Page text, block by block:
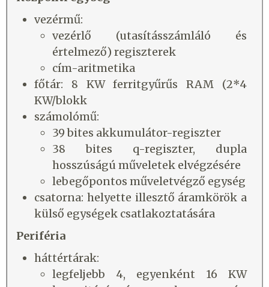
vezérmű:
vezérlő (utasításszámláló és
értelmező) regiszterek
cím-aritmetika
főtár: 8 KW ferritgyűrűs RAM (2*4
KW/blokk
számolómű:
39 bites akkumulátor-regiszter
38 bites q-regiszter, dupla
hosszúságú műveletek elvégzésére
lebegőpontos műveletvégző egység
csatorna: helyette illesztő áramkörök a
külső egységek csatlakoztatására
Periféria
háttértárak:
legfeljebb 4, egyenként 16 KW